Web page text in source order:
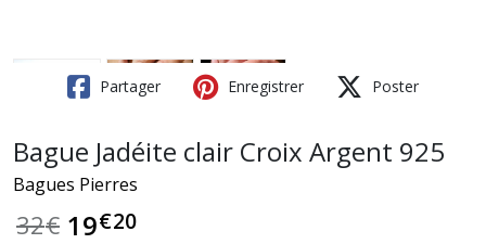
Partager Enregistrer Poster
Bague Jadéite clair Croix Argent 925
Bagues Pierres
32€ 19€20